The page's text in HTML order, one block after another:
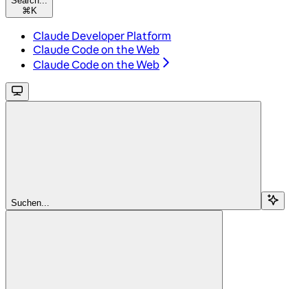
⌘ K
Claude Developer Platform
Claude Code on the Web
Claude Code on the Web
Suchen...